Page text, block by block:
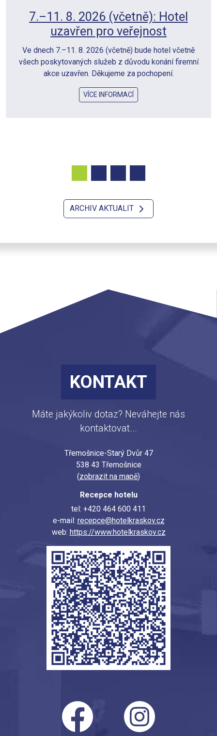
AKCE: LAST MINUTE 10% NA
LETNÍ DOVOLENOU 2026
Vážení hosté, spouštíme list minut nabídku na letní
dovolenou 2026.
ARCHIV AKTUALIT
KONTAKT
Máte jakýkoliv dotaz? Neváhejte nás
kontaktovat...
Třemošnice-Starý Dvůr 47
538 43 Třemošnice
(zobrazit na mapě)
Recepce hotelu
tel: +420 464 600 411
e-mail: recepce@hotelkraskov.cz
web: https://www.hotelkraskov.cz